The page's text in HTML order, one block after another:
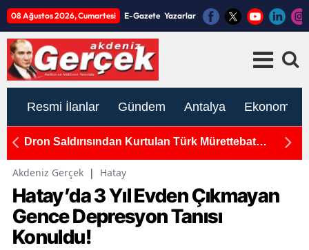
08 Ağustos 2026, Cumartesi E-Gazete Yazarlar
Resmi İlanlar Gündem Antalya Ekonomi
Dron Saldırısından Kurtulan Türk Mürettebat
Akdeniz Gerçek | Hatay
Hatay’da 3 Yıl Evden Çıkmayan
Gence Depresyon Tanısı
Konuldu!